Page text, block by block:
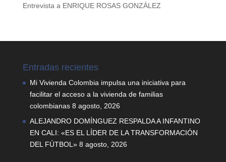
Entrevista a ENRIQUE ROSAS GONZÁLEZ
Entradas recientes
Mi Vivienda Colombia impulsa una iniciativa para
facilitar el acceso a la vivienda de familias
colombianas 8 agosto, 2026
ALEJANDRO DOMÍNGUEZ RESPALDA A INFANTINO
EN CALI: «ES EL LÍDER DE LA TRANSFORMACIÓN
DEL FÚTBOL» 8 agosto, 2026